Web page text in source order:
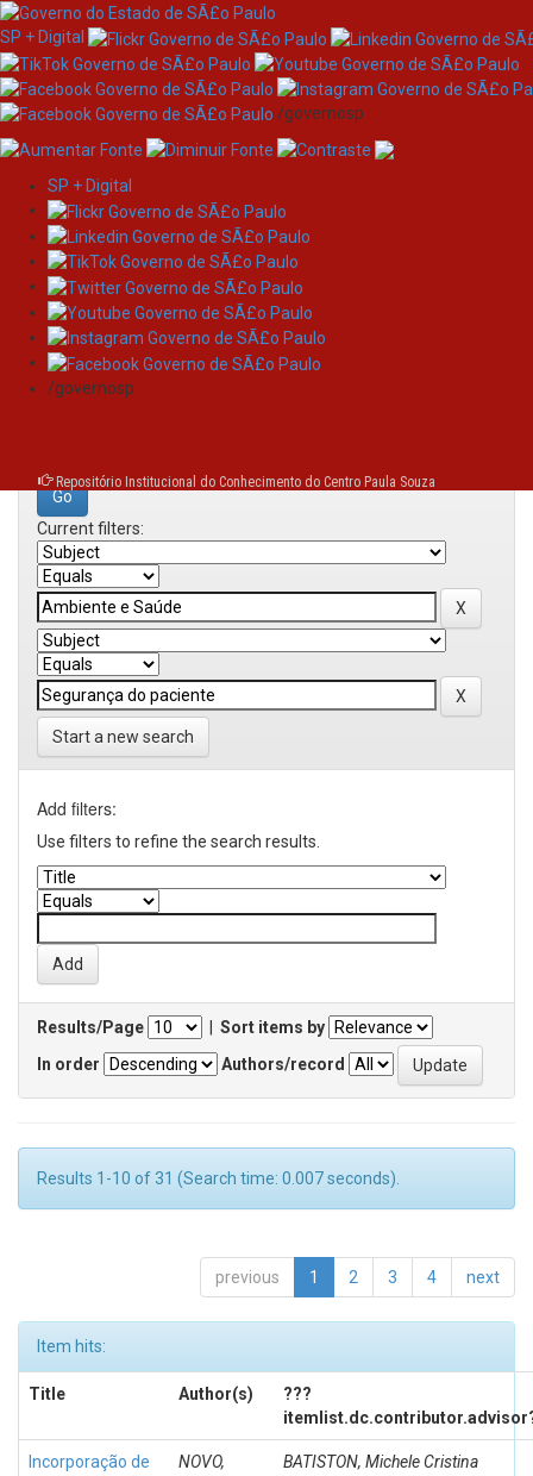
Skip
navigation
SP + Digital
/governosp
SP + Digital
/governosp
Repositório Institucional do Conhecimento do Centro Paula Souza
Search
Search:
Current filters:
Start a new search
Add filters:
Use filters to refine the search results.
Results/Page
Sort items by
In order
Authors/record
Results 1-10 of 31 (Search time: 0.007 seconds).
previous 1 2 3 4 next
Item hits:
Title Author(s)
???
Incorporação de
NOVO,
BATISTON, Michele Cristina